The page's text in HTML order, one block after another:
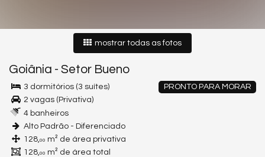
mostrar todas as fotos
Goiânia - Setor Bueno
PRONTO PARA MORAR
3 dormitórios (3 suítes)
2 vagas (Privativa)
4 banheiros
Alto Padrão - Diferenciado
128,00 m² de área privativa
128,00 m² de área total